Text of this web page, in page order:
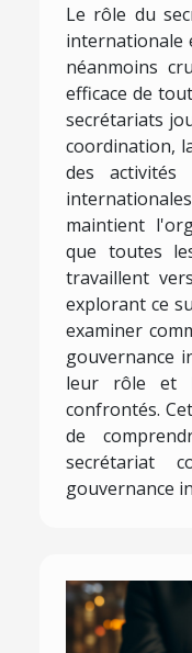
Le rôle du
internationale
néanmoins
efficace de
secrétariats
coordination,
des
maintient
que toutes
travaillent
explorant ce
examiner
gouvernance
leur rôle et
confrontés.
de
secrétariat
gouvernance